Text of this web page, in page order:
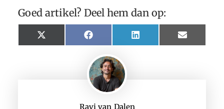
Ravi van Dalen
Goed artikel? Deel hem dan op:
X
(Twitter)
Facebook LinkedIn Email